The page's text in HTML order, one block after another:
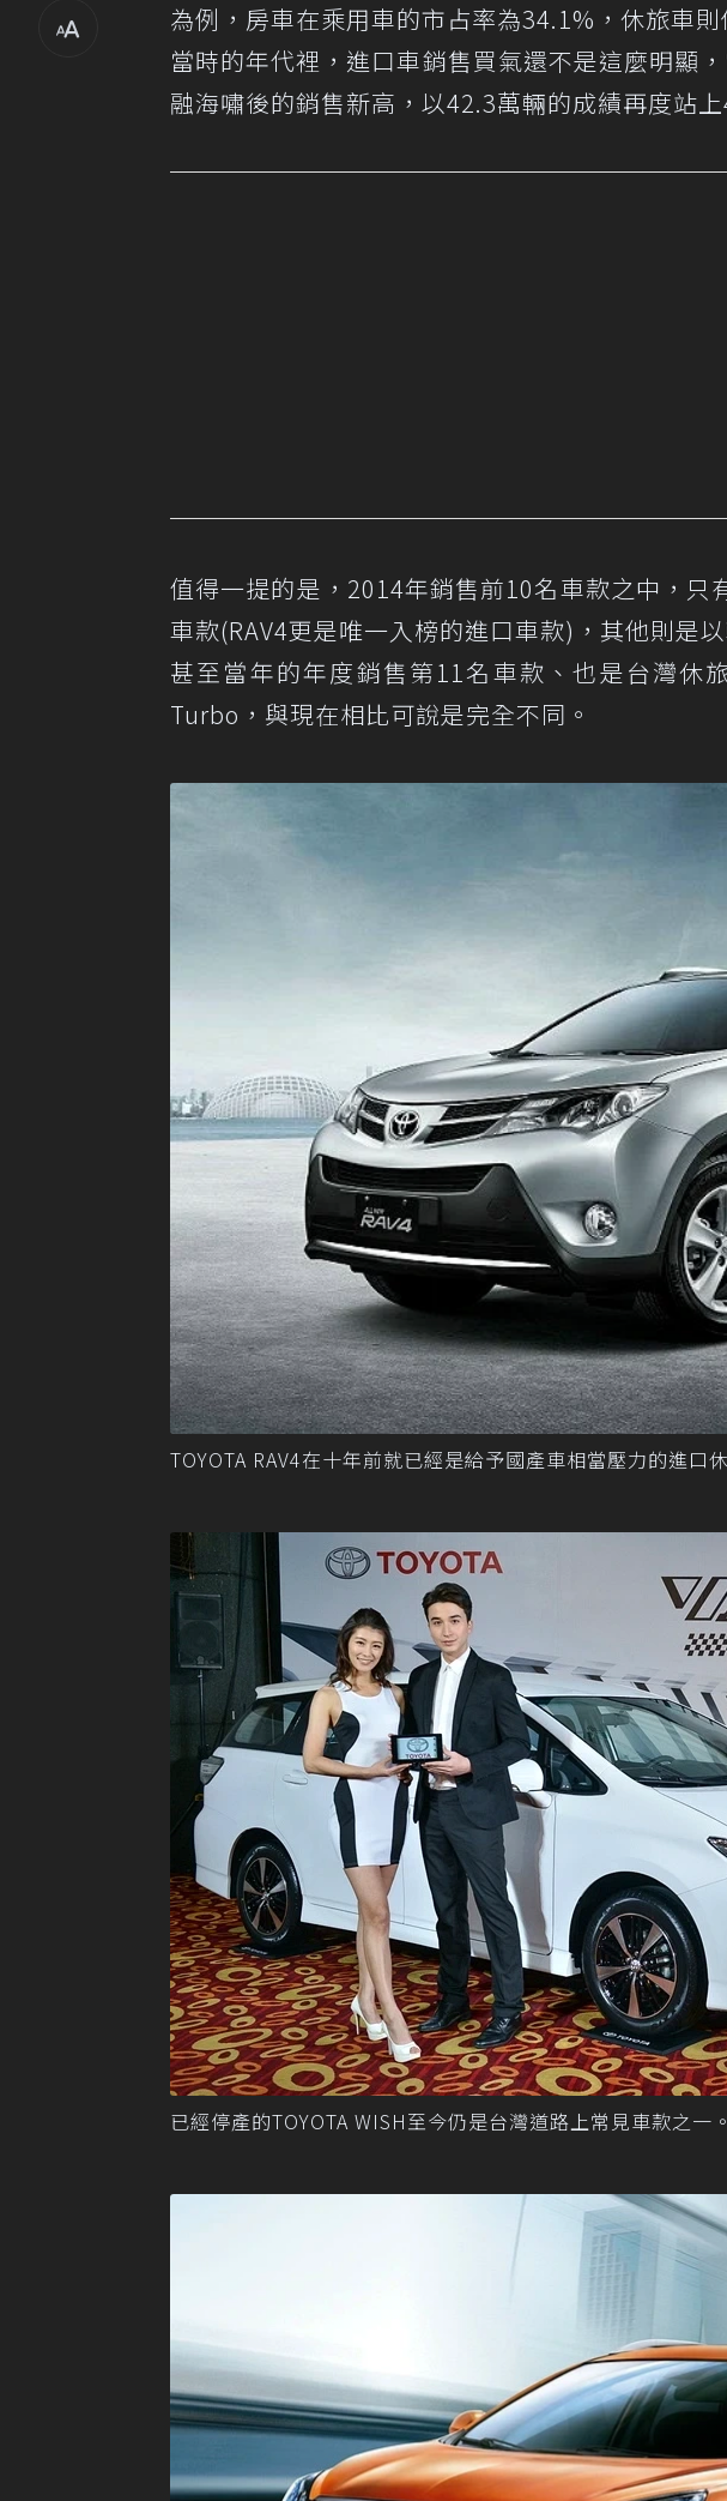
為例，房車在乘用車的市占率為34.1%，休旅車
當時的年代裡，進口車銷售買氣還不是這麼明顯
融海嘯後的銷售新高，以42.3萬輛的成績再度站
值得一提的是，2014年銷售前10名車款之中，只
車款(RAV4更是唯一入榜的進口車款)，其他則是
甚至當年的年度銷售第11名車款、也是台灣休
Turbo，與現在相比可說是完全不同。
TOYOTA RAV4在十年前就已經是給予國產車相當壓力的進口
已經停產的TOYOTA WISH至今仍是台灣道路上常見車款之一